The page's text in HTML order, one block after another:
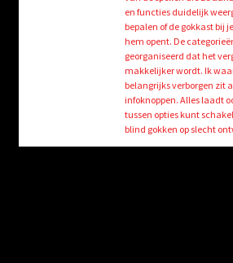
Login/Create Account
en functies duidelijk
bepalen of de gokkast bij
hem opent. De
georganiseerd dat het
makkelijker wordt. Ik
belangrijks verborgen zit
infoknoppen. Alles laadt
tussen opties kunt
blind gokken op slecht